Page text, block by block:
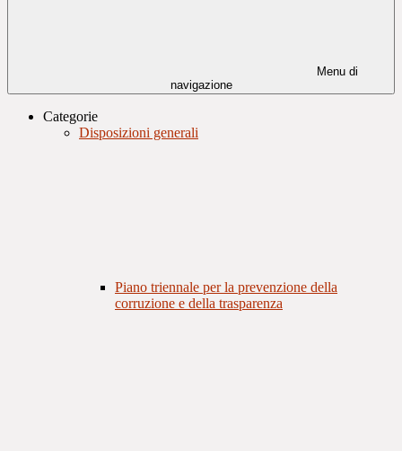
Menu di
navigazione
Categorie
Disposizioni generali
Piano triennale per la prevenzione della
corruzione e della trasparenza